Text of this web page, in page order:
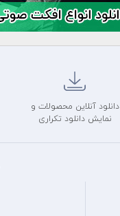
دانلود آنلاین محصولات و
نمایش دانلود تکراری